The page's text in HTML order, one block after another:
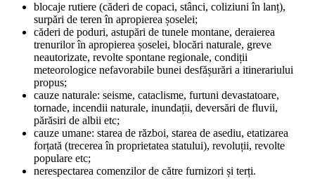
blocaje rutiere (căderi de copaci, stânci, coliziuni în lanț),
surpări de teren în apropierea șoselei;
căderi de poduri, astupări de tunele montane, deraierea
trenurilor în apropierea șoselei, blocări naturale, greve
neautorizate, revolte spontane regionale, condiții
meteorologice nefavorabile bunei desfășurări a itinerariului
propus;
cauze naturale: seisme, cataclisme, furtuni devastatoare,
tornade, incendii naturale, inundații, deversări de fluvii,
părăsiri de albii etc;
cauze umane: starea de război, starea de asediu, etatizarea
forțată (trecerea în proprietatea statului), revoluții, revolte
populare etc;
nerespectarea comenzilor de către furnizori și terți.